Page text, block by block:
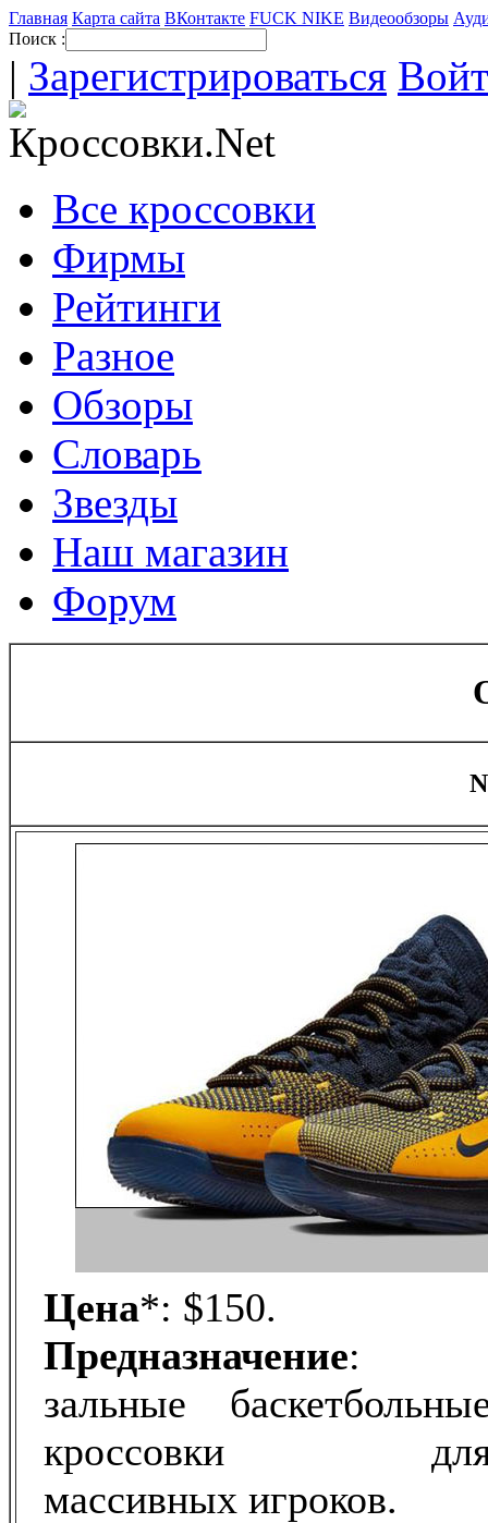
Главная Карта сайта ВКонтакте FUCK NIKE Видеообзоры
Поиск :
| Зарегистрироваться
Все кроссовки
Фирмы
Рейтинги
Разное
Обзоры
Словарь
Звезды
Наш магазин
Форум
Цена*: $150.
Предназначение:
зальные
кроссовки
массивных игроков.